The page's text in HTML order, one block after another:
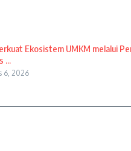
Ekosistem UMKM melalui
...
6, 2026